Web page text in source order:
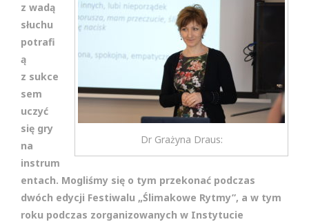
Dr Grażyna Draus:
z wadą
słuchu
potrafi
ą
z sukce
sem
uczyć
się gry
na
instrum
entach. Mogliśmy się o tym przekonać podczas
dwóch edycji Festiwalu „Ślimakowe Rytmy”, a w tym
roku podczas zorganizowanych w Instytucie